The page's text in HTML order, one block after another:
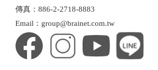
傳真：886-2-2718-8883
Email：group@brainet.com.tw